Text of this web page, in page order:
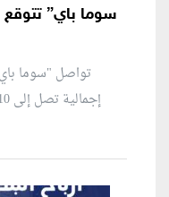
تواصل "سوما